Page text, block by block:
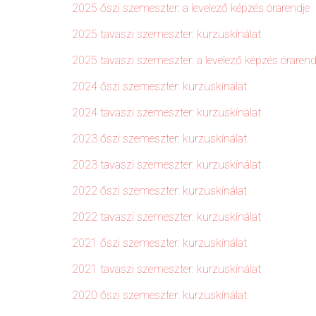
2025 őszi szemeszter: a levelező képzés órarendje
2025 tavaszi szemeszter: kurzuskínálat
2025 tavaszi szemeszter: a levelező képzés
2024 őszi szemeszter: kurzuskínálat
2024 tavaszi szemeszter: kurzuskínálat
2023 őszi szemeszter: kurzuskínálat
2023 tavaszi szemeszter: kurzuskínálat
2022 őszi szemeszter: kurzuskínálat
2022 tavaszi szemeszter: kurzuskínálat
2021 őszi szemeszter: kurzuskínálat
2021 tavaszi szemeszter: kurzuskínálat
2020 őszi szemeszter: kurzuskínálat